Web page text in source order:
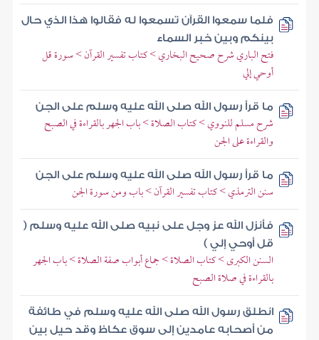
فلما سمعوا القرآن تسمعوا له فقالوا هذا الذي حال
بينكم وبين خبر السماء
فتح الباري شرح صحيح البخاري > كتاب تفسير القرآن > سورة قل
أوحي إلي
ما قرأ رسول الله صلى الله عليه وسلم على الجن
شرح مسلم للنووي > كتاب الصلاة > باب الجهر بالقراءة في الصبح
والقراءة على الجن
ما قرأ رسول الله صلى الله عليه وسلم على الجن
سنن الترمذي > كتاب تفسير القرآن > باب ومن سورة الجن
فأنزل الله عز وجل على نبيه صلى الله عليه وسلم (
قل أوحي إلي )
السنن الكبرى > كتاب الصلاة > جماع أبواب صفة الصلاة > باب الجهر
بالقراءة في صلاة الصبح
انطلق رسول الله صلى الله عليه وسلم في طائفة
من أصحابه عامدين إلى سوق عكاظ وقد حيل بين